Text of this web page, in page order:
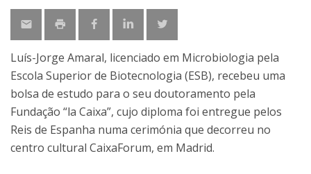
Luís-Jorge Amaral, licenciado em Microbiologia pela
Escola Superior de Biotecnologia (ESB), recebeu uma
bolsa de estudo para o seu doutoramento pela
Fundação “la Caixa”, cujo diploma foi entregue pelos
Reis de Espanha numa cerimónia que decorreu no
centro cultural CaixaForum, em Madrid.